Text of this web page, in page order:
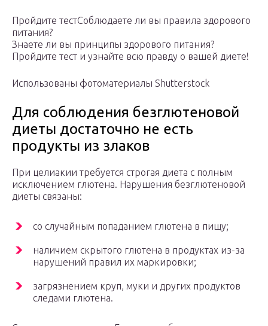
Пройдите тестСоблюдаете ли вы правила здорового
питания?
Знаете ли вы принципы здорового питания?
Пройдите тест и узнайте всю правду о вашей диете!
Использованы фотоматериалы Shutterstock
Для соблюдения безглютеновой
диеты достаточно не есть
продукты из злаков
При целиакии требуется строгая диета с полным
исключением глютена. Нарушения безглютеновой
диеты связаны:
со случайным попаданием глютена в пищу;
наличием скрытого глютена в продуктах из-за
нарушений правил их маркировки;
загрязнением круп, муки и других продуктов
следами глютена.